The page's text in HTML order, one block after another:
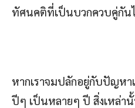
ทัศนคติที่เป็นบวกควบคู่กัน
หากเราจมปลักอยู่กับปัญหา
ปีๆ เป็นหลายๆ ปี สิ่งเหล่า